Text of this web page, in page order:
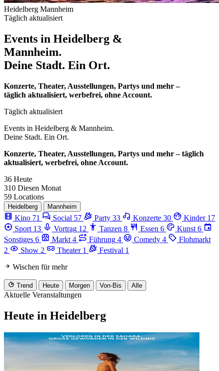
Heidelberg Mannheim
Täglich aktualisiert
Events in Heidelberg &
Mannheim.
Deine Stadt. Ein Ort.
Konzerte, Theater, Ausstellungen, Partys und mehr –
täglich aktualisiert, werbefrei, ohne Account.
Täglich aktualisiert
Events in Heidelberg & Mannheim.
Deine Stadt. Ein Ort.
Konzerte, Theater, Ausstellungen, Partys und mehr – täglich
aktualisiert, werbefrei, ohne Account.
36 Heute
310 Diesen Monat
59 Locations
Heidelberg Mannheim
Kino 71 Social 57 Party 33 Konzerte 30 Kinder 17
Sport 13 Vortrag 12 Tanzen 8 Essen 6 Kunst 6
Sonstiges 6 Markt 4 Führung 4 Comedy 4
Flohmarkt
2
Show 2 Theater 1 Festival 1
Wischen für mehr
Trend Heute Morgen Von-Bis Alle
Aktuelle Veranstaltungen
Heute in Heidelberg